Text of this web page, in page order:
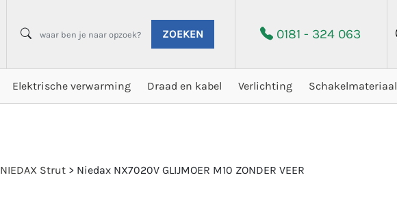
ZOEKEN 0181 - 324 063
Elektrische verwarming Draad en kabel Verlichting Schakelmateriaal
NIEDAX Strut > Niedax NX7020V GLIJMOER M10 ZONDER VEER